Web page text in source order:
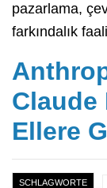
pazarlama,
farkındalık
Claude
Ellere
SCHLAGWORTE